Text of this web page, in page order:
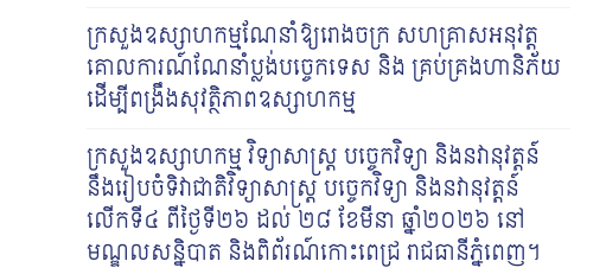
ក្រសួងឧស្សាហកម្មណែនាំឱ្យរោងចក្រ សហគ្រាសអនុវត្ត
គោលការណ៍ណែនាំប្លង់បច្ចេកទេស និង គ្រប់គ្រងហានិភ័យ
ដើម្បីពង្រឹងសុវត្ថិភាពឧស្សាហកម្ម
ក្រសួងឧស្សាហកម្ម វិទ្យាសាស្ត្រ បច្ចេកវិទ្យា និងនវានុវត្តន៍
នឹងរៀបចំទិវាជាតិវិទ្យាសាស្រ្ត បច្ចេក​វិទ្យា និងនវានុវត្តន៍
លើកទី៤ ពីថ្ងៃទី២៦ ដល់ ២៨ ខែមីនា ឆ្នាំ២០២៦ នៅ
មណ្ឌលសន្និបាត និង​ពិព័រណ៍​កោះ​ពេជ្រ រាជធានីភ្នំពេញ។